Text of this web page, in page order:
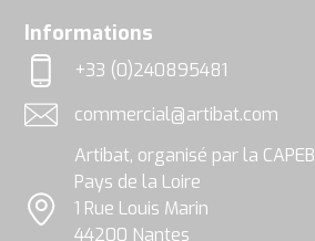
rgpd
exploitées
et
traitées
par
le
Artibat
permettre
l’envoi
Informations
Téléphone
+33 (0)240895481
Adresse email
commercial@artibat.com
Localisation
Artibat, organisé par la CAPEB
Pays de la Loire
1 Rue Louis Marin
44200 Nantes